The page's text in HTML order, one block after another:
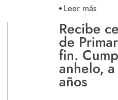
Leer más
Recibe
de
fin.
anhelo,
años